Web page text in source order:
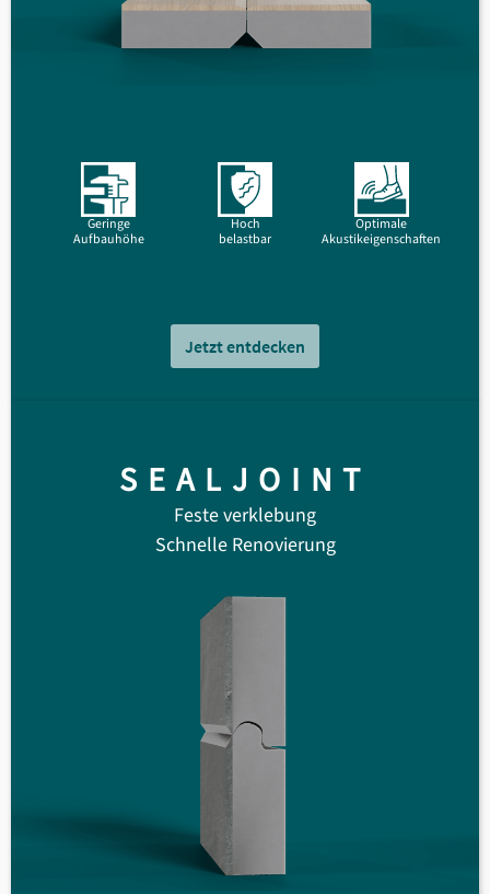
Geringe
Aufbauhöhe
Hoch
belastbar
Optimale
Akustikeigenschaften
Jetzt entdecken
SEALJOINT
Feste verklebung
Schnelle Renovierung